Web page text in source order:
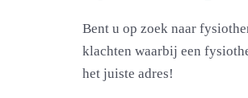
Bent u op zoek naar
klachten waarbij een
het juiste adres!